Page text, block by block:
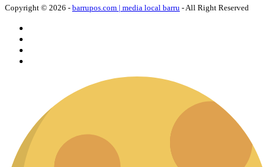
Copyright © 2026 - barrupos.com | media local barru - All Right Reserved